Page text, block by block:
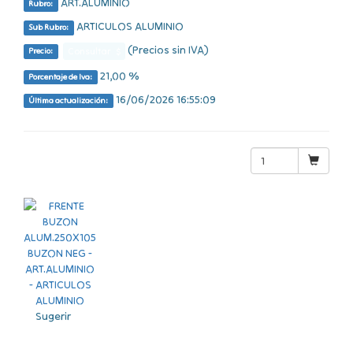
Rubro:
Sub Rubro: ARTICULOS ALUMINIO
Precio: (Precios sin IVA)
Porcentaje de Iva: 21,00 %
Última actualización: 16/06/2026 16:55:09
Sugerir